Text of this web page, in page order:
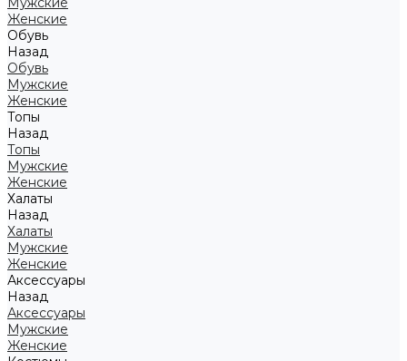
Женские
Обувь
Назад
Обувь
Мужские
Женские
Топы
Назад
Топы
Мужские
Женские
Халаты
Назад
Халаты
Мужские
Женские
Аксессуары
Назад
Аксессуары
Мужские
Женские